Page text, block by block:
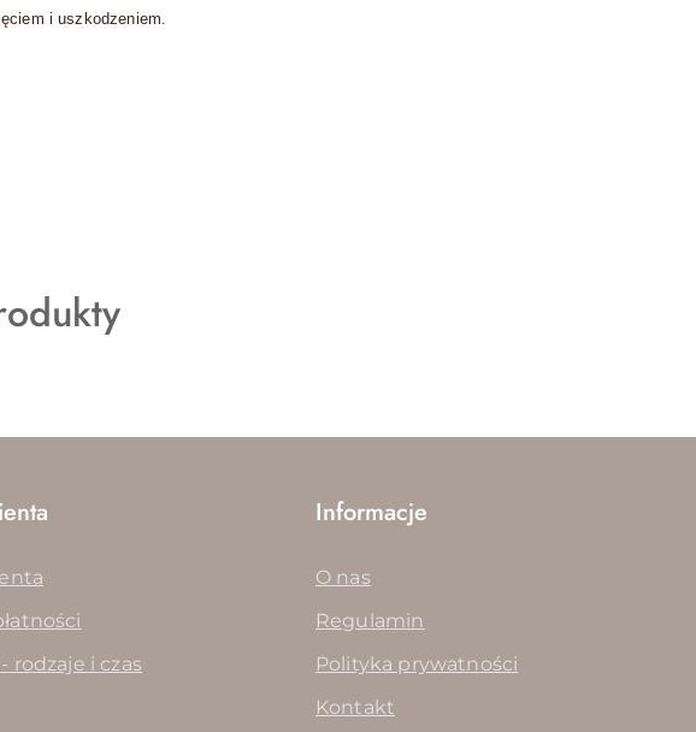
i uszkodzeniem.
rodzaje i czas
Informacje
O nas
Regulamin
Polityka prywatności
Kontakt